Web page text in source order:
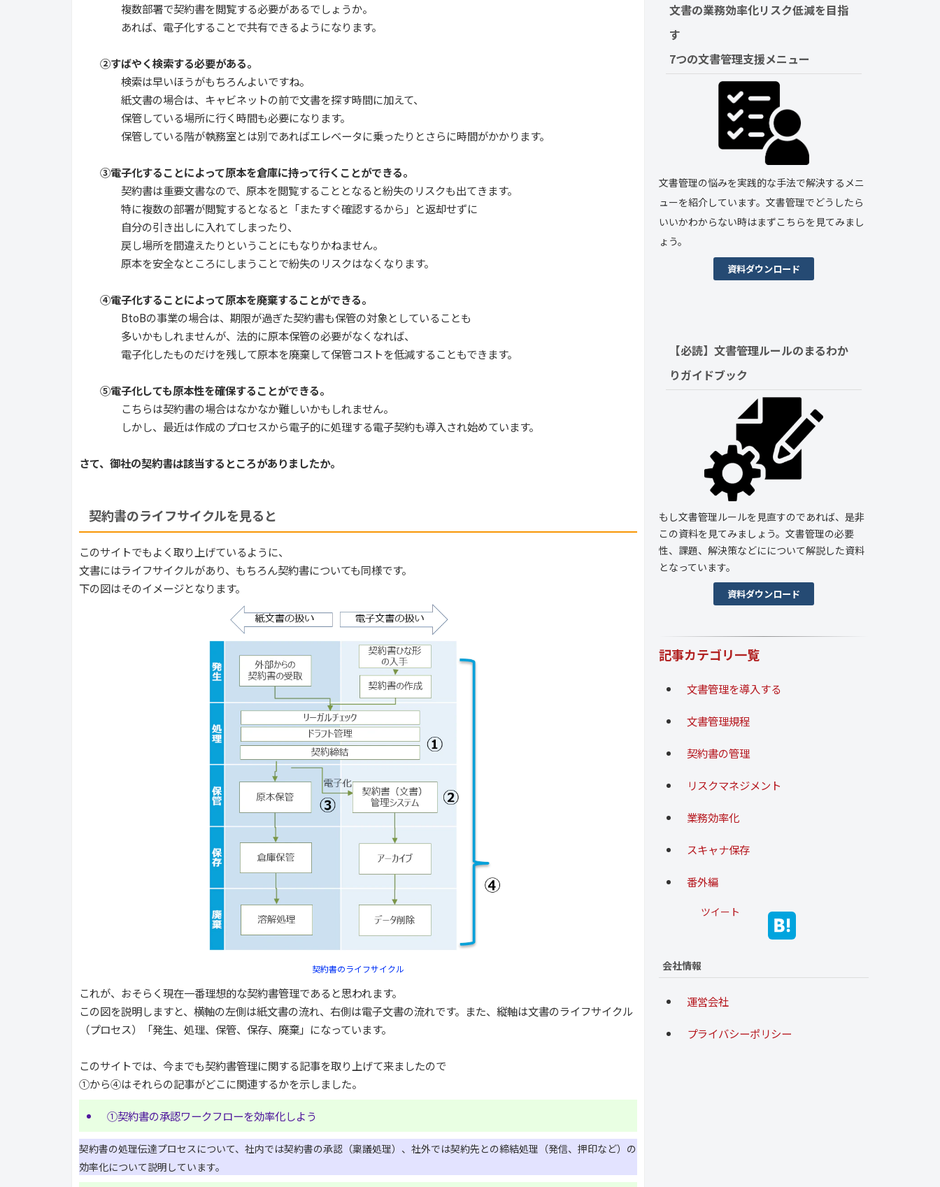
複数部署で契約書を閲覧する必要があるでしょうか。
あれば、電子化することで共有できるようになります。
②すばやく検索する必要がある。
検索は早いほうがもちろんよいですね。
紙文書の場合は、キャビネットの前で文書を探す時間に加えて、
保管している場所に行く時間も必要になります。
保管している階が執務室とは別であればエレベータに乗ったりとさらに時間がかかります。
③電子化することによって原本を倉庫に持って行くことができる。
契約書は重要文書なので、原本を閲覧することとなると紛失のリスクも出てきます。
特に複数の部署が閲覧するとなると「またすぐ確認するから」と返却せずに
自分の引き出しに入れてしまったり、
戻し場所を間違えたりということにもなりかねません。
原本を安全なところにしまうことで紛失のリスクはなくなります。
④電子化することによって原本を廃棄することができる。
BtoBの事業の場合は、期限が過ぎた契約書も保管の対象としていることも
多いかもしれませんが、法的に原本保管の必要がなくなれば、
電子化したものだけを残して原本を廃棄して保管コストを低減することもできます。
⑤電子化しても原本性を確保することができる。
こちらは契約書の場合はなかなか難しいかもしれません。
しかし、最近は作成のプロセスから電子的に処理する電子契約も導入され始めています。
さて、御社の契約書は該当するところがありましたか。
契約書のライフサイクルを見ると
このサイトでもよく取り上げているように、
文書にはライフサイクルがあり、もちろん契約書についても同様です。
下の図はそのイメージとなります。
契約書のライフサイクル
これが、おそらく現在一番理想的な契約書管理であると思われます。
この図を説明しますと、横軸の左側は紙文書の流れ、右側は電子文書の流れです。また、縦軸は文書のライフサイクル
（プロセス）「発生、処理、保管、保存、廃棄」になっています。
このサイトでは、今までも契約書管理に関する記事を取り上げて来ましたので
①から④はそれらの記事がどこに関連するかを示しました。
①契約書の承認ワークフローを効率化しよう
契約書の処理伝達プロセスについて、社内では契約書の承認（稟議処理）、社外では契約先との締結処理（発信、押印など）の
効率化について説明しています。
文書の業務効率化リスク低減を目指
す
7つの文書管理支援メニュー
文書管理の悩みを実践的な手法で解決するメニ
ューを紹介しています。文書管理でどうしたら
いいかわからない時はまずこちらを見てみまし
ょう。
資料ダウンロード
【必読】文書管理ルールのまるわか
りガイドブック
もし文書管理ルールを見直すのであれば、是非
この資料を見てみましょう。文書管理の必要
性、課題、解決策などにについて解説した資料
となっています。
資料ダウンロード
記事カテゴリ一覧
文書管理を導入する
文書管理規程
契約書の管理
リスクマネジメント
業務効率化
スキャナ保存
番外編
ツイート
会社情報
運営会社
プライバシーポリシー